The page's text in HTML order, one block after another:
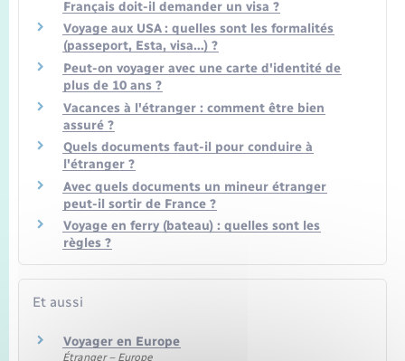
Français doit-il demander un visa ?
Voyage aux USA : quelles sont les formalités
(passeport, Esta, visa…) ?
Peut-on voyager avec une carte d'identité de
plus de 10 ans ?
Vacances à l'étranger : comment être bien
assuré ?
Quels documents faut-il pour conduire à
l'étranger ?
Avec quels documents un mineur étranger
peut-il sortir de France ?
Voyage en ferry (bateau) : quelles sont les
règles ?
Et aussi
Voyager en Europe
Étranger – Europe